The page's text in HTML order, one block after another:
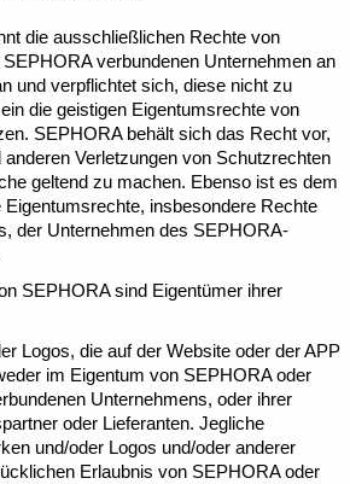
die ausschließlichen Rechte von
verbundenen Unternehmen an
und verpflichtet sich, diese nicht zu
die geistigen Eigentumsrechte von
SEPHORA behält sich das Recht vor,
Verletzungen von Schutzrechten
geltend zu machen. Ebenso ist es dem
insbesondere Rechte
der Unternehmen des SEPHORA-
SEPHORA sind Eigentümer ihrer
Logos, die auf der Website oder der APP
im Eigentum von SEPHORA oder
Unternehmens, oder ihrer
oder Lieferanten. Jegliche
und/oder Logos und/oder anderer
Erlaubnis von SEPHORA oder